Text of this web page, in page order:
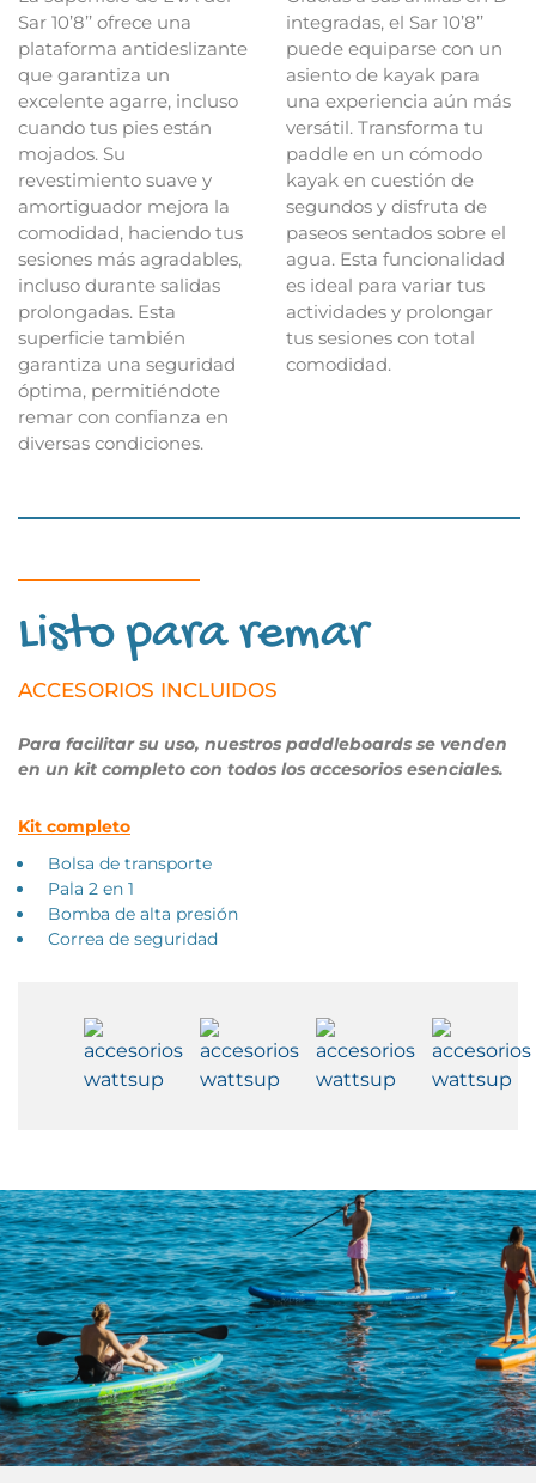
Sar 10’8’’ ofrece una
plataforma antideslizante
que garantiza un
excelente agarre, incluso
cuando tus pies están
mojados. Su
revestimiento suave y
amortiguador mejora la
comodidad, haciendo tus
sesiones más agradables,
incluso durante salidas
prolongadas. Esta
superficie también
garantiza una seguridad
óptima, permitiéndote
remar con confianza en
diversas condiciones.
integradas, el Sar 10’8’’
puede equiparse con un
asiento de kayak para
una experiencia aún más
versátil. Transforma tu
paddle en un cómodo
kayak en cuestión de
segundos y disfruta de
paseos sentados sobre el
agua. Esta funcionalidad
es ideal para variar tus
actividades y prolongar
tus sesiones con total
comodidad.
Listo para remar
ACCESORIOS INCLUIDOS
Para facilitar su uso, nuestros paddleboards se venden
en un kit completo con todos los accesorios esenciales.
Kit completo
Bolsa de transporte
Pala 2 en 1
Bomba de alta presión
Correa de seguridad